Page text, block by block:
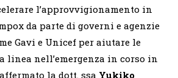
l’approvvigionamento in
da parte di governi e agenzie
Gavi e Unicef per aiutare le
linea nell’emergenza in corso in
la dott. ssa Yukiko